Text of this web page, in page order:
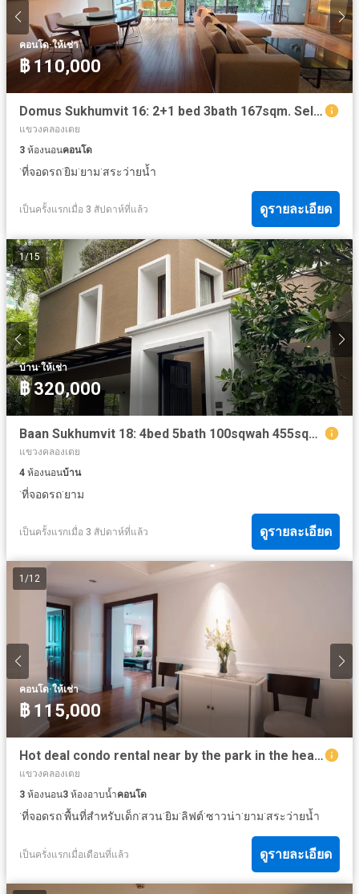
คอนโด·ให้เช่า
฿ 110,000
Domus Sukhumvit 16: 2+1 bed 3bath 167sqm. Sell 45,000,000 rent 110,000/mth. Am: 065619----
แขวงคลองเตย
3 ห้องนอนคอนโด
·ที่จอดรถ·ยิม·ยาม·สระว่ายน้ำ
เป็นครั้งแรกเมื่อ 3 สัปดาห์ที่แล้ว ดูรายละเอียด
1/15
บ้าน·ให้เช่า
฿ 320,000
Baan Sukhumvit 18: 4bed 5bath 100sqwah 455sqm. Private Pool 320,000/mth Am: 065619----
แขวงคลองเตย
4 ห้องนอนบ้าน
·ที่จอดรถ·ยาม
เป็นครั้งแรกเมื่อ 3 สัปดาห์ที่แล้ว ดูรายละเอียด
1 /12
คอนโด·ให้เช่า
฿ 115,000
Hot deal condo rental near by the park in the heart of Asoke
แขวงคลองเตย
3 ห้องนอน3 ห้องอาบน้ำคอนโด
·ที่จอดรถ·พื้นที่สำหรับเด็ก·สวน·ยิม·ลิฟต์·ซาวน่า·ยาม·สระว่ายน้ำ
เป็นครั่งแรกเมื่อเดือนที่แล้ว ดูรายละเอียด